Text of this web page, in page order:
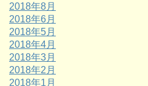
2018年8月
2018年6月
2018年5月
2018年4月
2018年3月
2018年2月
2018年1月